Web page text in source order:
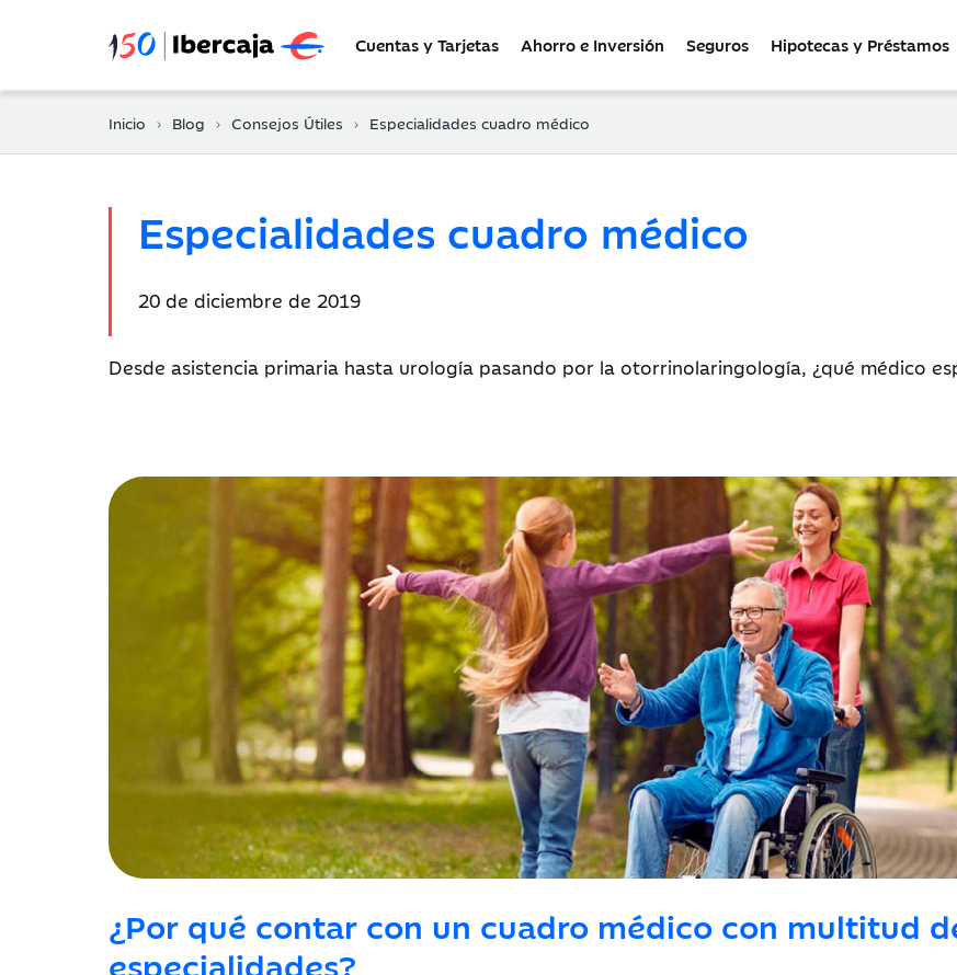
Cuentas y Tarjetas Ahorro e Inversión Seguros Hipotecas y Préstamos
Inicio Blog Consejos Útiles Especialidades cuadro médico
Especialidades cuadro médico
Fecha
20 de diciembre de 2019
Desde asistencia primaria hasta urología pasando por la otorrinolaringología, ¿qué médico
¿Por qué contar con un cuadro médico con multitud
especialidades?